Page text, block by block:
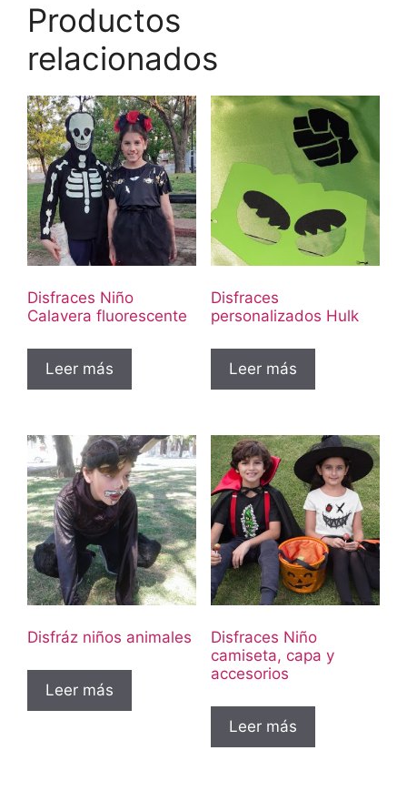
Productos
relacionados
Disfraces Niño
Calavera fluorescente
Leer más
Disfraces
personalizados Hulk
Leer más
Disfráz niños animales
Leer más
Disfraces Niño
camiseta, capa y
accesorios
Leer más